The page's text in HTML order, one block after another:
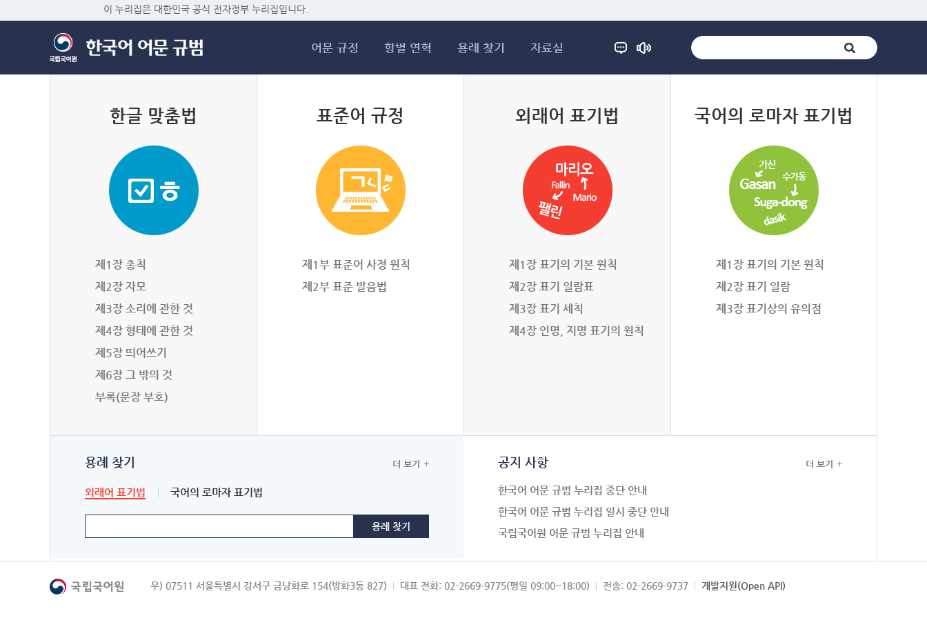
이 누리집은 대한민국 공식 전자정부 누리집입니다.
어문 규정 항별 연혁 용례 찾기 자료실
한글 맞춤법
제1장 총칙
제2장 자모
제3장 소리에 관한 것
제4장 형태에 관한 것
제5장 띄어쓰기
제6장 그 밖의 것
부록(문장 부호)
표준어 규정
제1부 표준어 사정 원칙
제2부 표준 발음법
외래어 표기법
제1장 표기의 기본 원칙
제2장 표기 일람표
제3장 표기 세칙
제4장 인명, 지명 표기의 원칙
국어의 로마자 표기법
제1장 표기의 기본 원칙
제2장 표기 일람
제3장 표기상의 유의점
용례 찾기
외래어 표기법 국어의 로마자 표기법
더 보기 공지 사항
한국어 어문 규범 누리집 중단 안내
한국어 어문 규범 누리집 일시 중단 안내
국립국어원 어문 규범 누리집 안내
더 보기
우) 07511 서울특별시 강서구 금낭화로 154(방화3동 827) 대표 전화: 02-2669-9775(평일 09:00~18:00) 전송: 02-2669-9737 개발지원(Open API)